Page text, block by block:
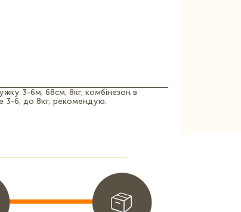
3-6м, 68см, 8кг, комбінезон в
3-6, до 8кг, рекомендую.